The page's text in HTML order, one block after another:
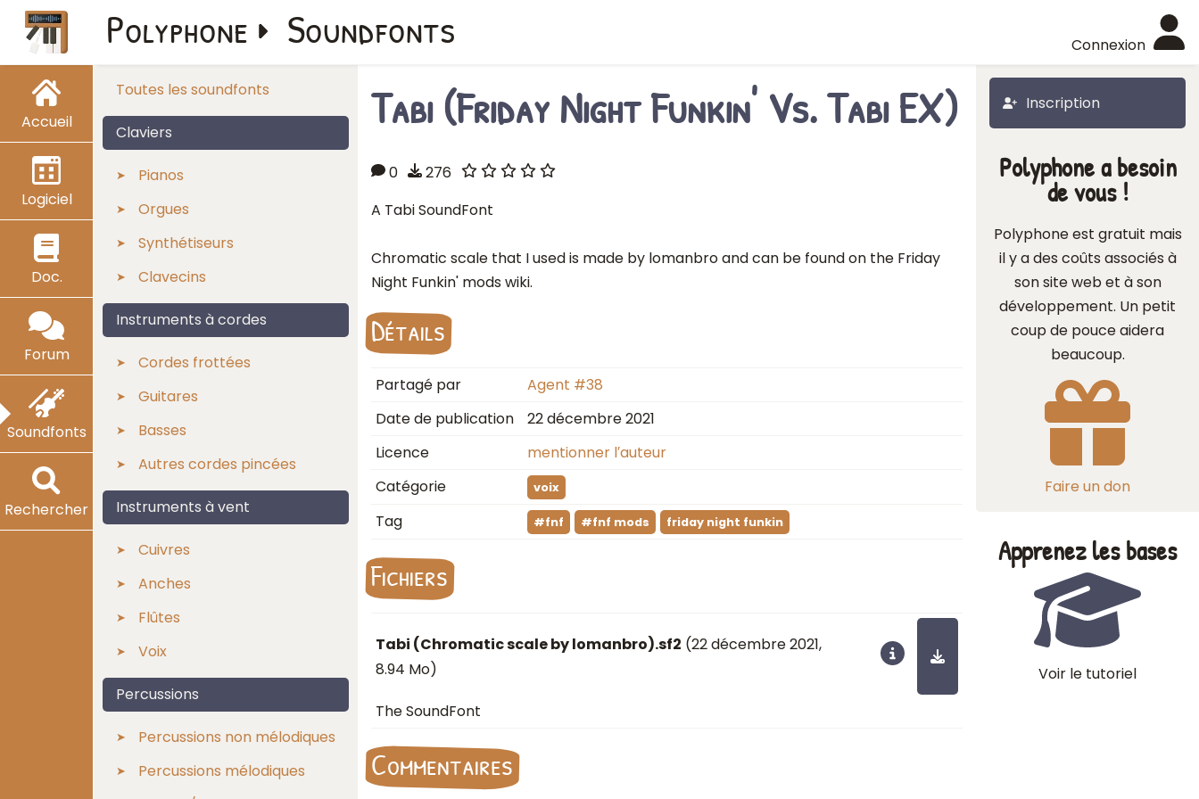
Accueil
Logiciel
Doc.
Forum
Soundfonts
Rechercher
Connexion
Polyphone Soundfonts
Toutes les soundfonts
Claviers
Pianos
Orgues
Synthétiseurs
Clavecins
Instruments à cordes
Cordes frottées
Guitares
Basses
Autres cordes pincées
Instruments à vent
Cuivres
Anches
Flûtes
Voix
Percussions
Percussions non mélodiques
Percussions mélodiques
Inscription
Tabi (Friday Night Funkin' Vs. Tabi EX)
0
276
A Tabi SoundFont
Chromatic scale that I used is made by lomanbro and can be found on the Friday
Night Funkin' mods wiki.
Détails
Partagé par
Agent #38
Date de publication
22 décembre 2021
Licence
mentionner l′auteur
Catégorie
voix
Tag #fnf #fnf mods friday night funkin
Fichiers
Tabi (Chromatic scale by lomanbro).sf2 (22 décembre 2021,
8.94 Mo)
The SoundFont
Commentaires
Polyphone a besoin
de vous !
Polyphone est gratuit mais
il y a des coûts associés à
son site web et à son
développement. Un petit
coup de pouce aidera
beaucoup.
Faire un don
Apprenez les bases
Voir le tutoriel